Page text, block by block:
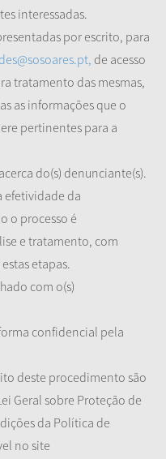
interessadas.
por escrito, para
de acesso
tratamento das mesmas,
as informações que o
pertinentes para a
do(s) denunciante(s).
efetividade da
o processo é
e tratamento, com
etapas.
com o(s)
confidencial pela
deste procedimento são
Geral sobre Proteção de
da Política de
no site